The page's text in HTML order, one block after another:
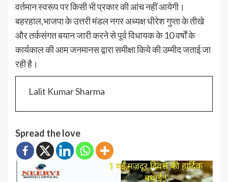
वर्तमान स्वरूप पर किसी भी प्रकार की आंच नहीं आयेगी।
बहरहाल,भाजपा के उत्तरी मंडल नगर अध्यक्ष धीरेश गुप्ता के तीखे
और तर्कसंगत बयान जारी करने से पूर्व विधायक के 10 वर्षों के
कार्यकाल की आम जनमानस द्वारा समीक्षा किये की उम्मीद जताई जा
रही है।
Lalit Kumar Sharma
Spread the love